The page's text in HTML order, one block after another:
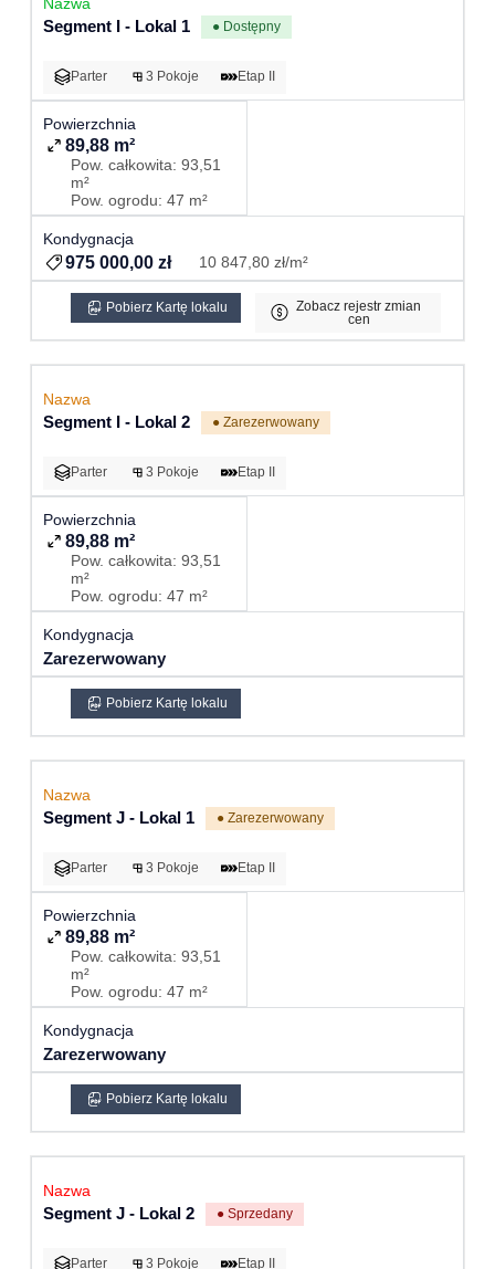
Segment I - Lokal 1 ● Dostępny
Parter 3 Pokoje Etap II
89,88 m²
Pow. całkowita: 93,51
m²
Pow. ogrodu: 47 m²
975 000,00 zł 10 847,80 zł/m²
Pobierz Kartę lokalu
Zobacz rejestr zmian
cen
Segment I - Lokal 2 ● Zarezerwowany
Parter 3 Pokoje Etap II
89,88 m²
Pow. całkowita: 93,51
m²
Pow. ogrodu: 47 m²
Zarezerwowany
Pobierz Kartę lokalu
Segment J - Lokal 1 ● Zarezerwowany
Parter 3 Pokoje Etap II
89,88 m²
Pow. całkowita: 93,51
m²
Pow. ogrodu: 47 m²
Zarezerwowany
Pobierz Kartę lokalu
Segment J - Lokal 2 ● Sprzedany
Parter 3 Pokoje Etap II